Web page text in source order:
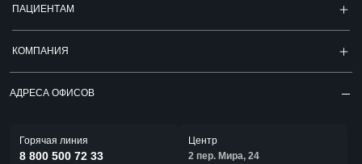
ПАЦИЕНТАМ
КОМПАНИЯ
АДРЕСА ОФИСОВ
Горячая линия
8 800 500 72 33
Центр
2 пер. Мира, 24